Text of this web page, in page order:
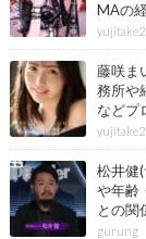
MAの
情報も
藤咲ま
務所や
などプ
松井健
や年齢
との関
gurung